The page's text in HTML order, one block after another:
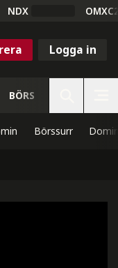
NDX
Logga in
BÖRS
Börssurr